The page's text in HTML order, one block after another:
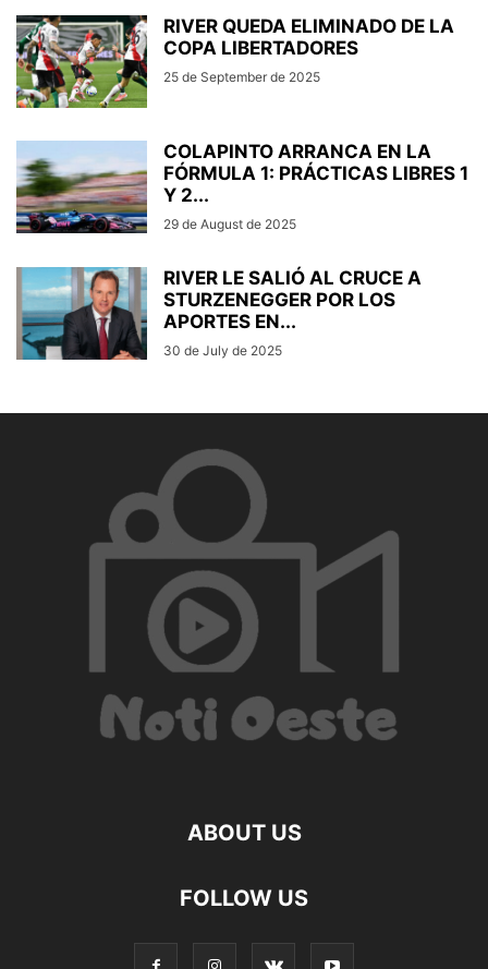
RIVER QUEDA ELIMINADO DE LA
COPA LIBERTADORES
25 de September de 2025
COLAPINTO ARRANCA EN LA
FÓRMULA 1: PRÁCTICAS LIBRES 1
Y 2...
29 de August de 2025
RIVER LE SALIÓ AL CRUCE A
STURZENEGGER POR LOS
APORTES EN...
30 de July de 2025
ABOUT US
FOLLOW US